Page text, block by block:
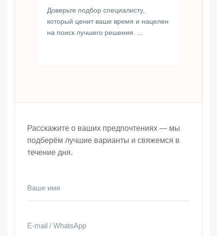
Доверьте подбор специалисту,
который ценит ваше время и нацелен
на поиск лучшего решения.
Расскажите о ваших предпочтениях — мы
подберём лучшие варианты и свяжемся в
течение дня.